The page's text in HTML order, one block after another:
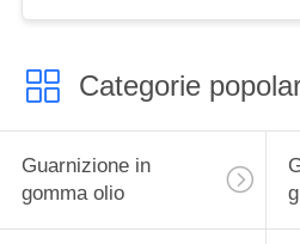
Categorie
Guarnizione in
gomma olio